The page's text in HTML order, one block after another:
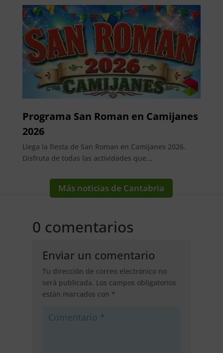
Programa San Roman en Camijanes
2026
Llega la fiesta de San Roman en Camijanes 2026.
Disfruta de todas las actividades que...
Más noticias de Cantabria
0 comentarios
Enviar un comentario
Tu dirección de correo electrónico no
será publicada. Los campos obligatorios
están marcados con *